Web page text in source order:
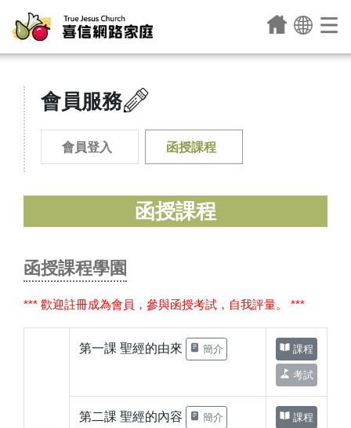
會員服務
會員登入 函授課程
函授課程
函授課程學園
*** 歡迎註冊成為會員，參與函授考試，自我評量。 ***
第一課 聖經的由來 簡介 課程
考試
第二課 聖經的內容 簡介 課程